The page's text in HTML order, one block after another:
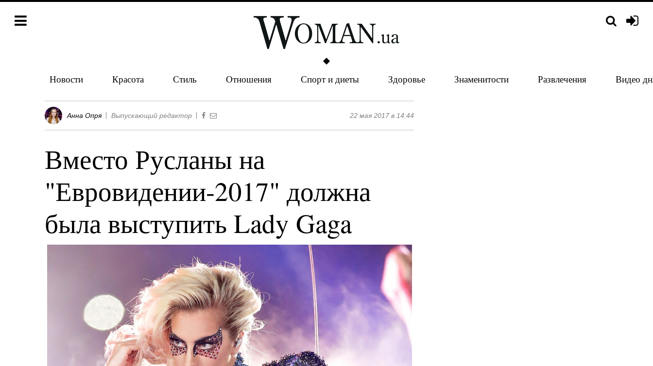
Новости Красота Стиль Отношения Спорт и диеты Здоровье Знаменитости Развлечения Видео
Анна Опря Выпускающий редактор 22 мая 2017 в 14:44
Вместо Русланы на
"Евровидении-2017" должна
была выступить Lady Gaga